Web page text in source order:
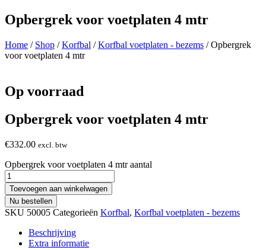
Opbergrek voor voetplaten 4 mtr
Home / Shop /Korfbal /Korfbal voetplaten - bezems / Opbergrek
voor voetplaten 4 mtr
Op voorraad
Opbergrek voor voetplaten 4 mtr
€332.00 excl. btw
Opbergrek voor voetplaten 4 mtr aantal
Toevoegen aan winkelwagen
Nu bestellen
SKU 50005 Categorieën Korfbal, Korfbal voetplaten - bezems
Beschrijving
Extra informatie